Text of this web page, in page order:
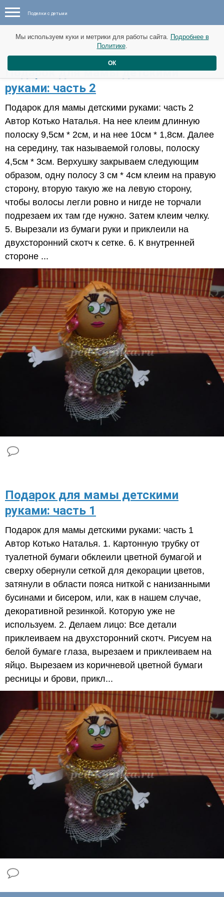
Поделки с детьми
Подарок для мамы детскими
руками: часть 2
Подарок для мамы детскими руками: часть 2
Автор Котько Наталья. На нее клеим длинную
полоску 9,5см * 2см, и на нее 10см * 1,8см. Далее
на середину, так называемой головы, полоску
4,5см * 3см. Верхушку закрываем следующим
образом, одну полосу 3 см * 4см клеим на правую
сторону, вторую такую же на левую сторону,
чтобы волосы легли ровно и нигде не торчали
подрезаем их там где нужно. Затем клеим челку.
5. Вырезали из бумаги руки и приклеили на
двухсторонний скотч к сетке. 6. К внутренней
стороне ...
Подарок для мамы детскими
руками: часть 1
Подарок для мамы детскими руками: часть 1
Автор Котько Наталья. 1. Картонную трубку от
туалетной бумаги обклеили цветной бумагой и
сверху обернули сеткой для декорации цветов,
затянули в области пояса ниткой с нанизанными
бусинами и бисером, или, как в нашем случае,
декоративной резинкой. Которую уже не
используем. 2. Делаем лицо: Все детали
приклеиваем на двухсторонний скотч. Рисуем на
белой бумаге глаза, вырезаем и приклеиваем на
яйцо. Вырезаем из коричневой цветной бумаги
ресницы и брови, прикл...
Мы используем куки и метрики для работы сайта. Подробнее в
Политике.
ОК